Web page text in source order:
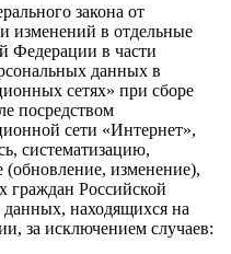
закона от
изменений в отдельные
Федерации в части
данных в
сетях» при сборе
посредством
сети «Интернет»,
систематизацию,
(обновление, изменение),
граждан Российской
находящихся на
за исключением случаев: